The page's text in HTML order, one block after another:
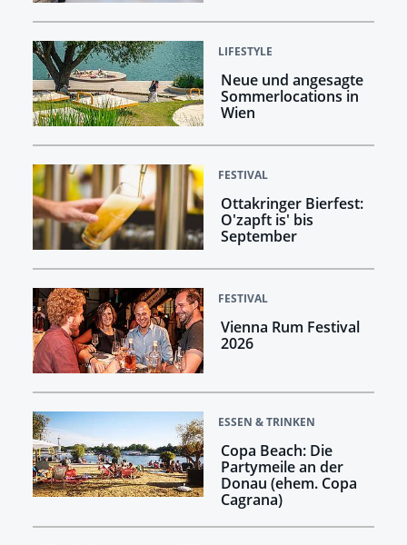
LIFESTYLE
Neue und angesagte
Sommerlocations in
Wien
FESTIVAL
Ottakringer Bierfest:
O'zapft is' bis
September
FESTIVAL
Vienna Rum Festival
2026
ESSEN & TRINKEN
Copa Beach: Die
Partymeile an der
Donau (ehem. Copa
Cagrana)